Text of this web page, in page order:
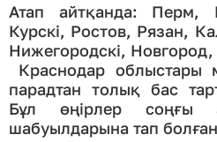
Атап айтқанда: Перм,
Курскі, Ростов, Рязан,
Нижегородскі,
Краснодар облыстары
парадтан толық бас
Бұл өңірлер соңғы
шабуылдарына тап